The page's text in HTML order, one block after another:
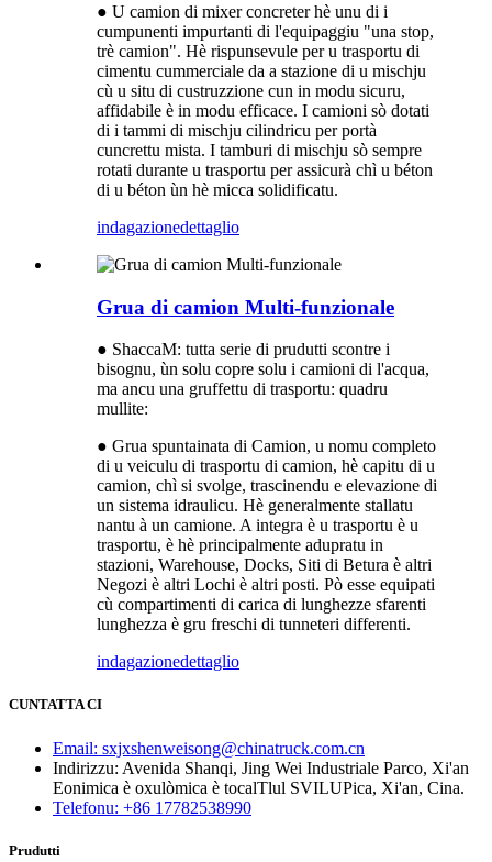
● U camion di mixer concreter hè unu di i
cumpunenti impurtanti di l'equipaggiu "una stop,
trè camion". Hè rispunsevule per u trasportu di
cimentu cummerciale da a stazione di u mischju
cù u situ di custruzzione cun in modu sicuru,
affidabile è in modu efficace. I camioni sò dotati
di i tammi di mischju cilindricu per portà
cuncrettu mista. I tamburi di mischju sò sempre
rotati durante u trasportu per assicurà chì u béton
di u béton ùn hè micca solidificatu.
indagazionedettaglio
Grua di camion Multi-funzionale
● ShaccaM: tutta serie di prudutti scontre i
bisognu, ùn solu copre solu i camioni di l'acqua,
ma ancu una gruffettu di trasportu: quadru
mullite:
● Grua spuntainata di Camion, u nomu completo
di u veiculu di trasportu di camion, hè capitu di u
camion, chì si svolge, trascinendu e elevazione di
un sistema idraulicu. Hè generalmente stallatu
nantu à un camione. A integra è u trasportu è u
trasportu, è hè principalmente adupratu in
stazioni, Warehouse, Docks, Siti di Betura è altri
Negozi è altri Lochi è altri posti. Pò esse equipati
cù compartimenti di carica di lunghezze sfarenti
lunghezza è gru freschi di tunneteri differenti.
indagazionedettaglio
CUNTATTA CI
Email: sxjxshenweisong@chinatruck.com.cn
Indirizzu: Avenida Shanqi, Jing Wei Industriale Parco, Xi'an
Eonimica è oxulòmica è tocalTlul SVILUPica, Xi'an, Cina.
Telefonu: +86 17782538990
Prudutti